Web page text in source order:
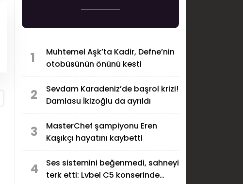
1
Muhtemel Aşk’ta Kadir, Defne’nin
otobüsünün önünü kesti
2
Sevdam Karadeniz’de başrol krizi!
Damlasu İkizoğlu da ayrıldı
3
MasterChef şampiyonu Eren
Kaşıkçı hayatını kaybetti
4
Ses sistemini beğenmedi, sahneyi
terk etti: Lvbel C5 konserinde